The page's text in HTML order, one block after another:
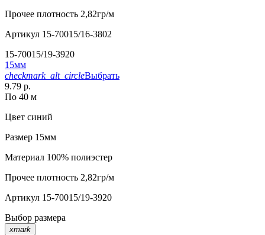
Прочее плотность 2,82гр/м
Артикул 15-70015/16-3802
15-70015/19-3920
15мм
checkmark_alt_circleВыбрать
9.79 р.
По 40 м
Цвет синий
Размер 15мм
Материал 100% полиэстер
Прочее плотность 2,82гр/м
Артикул 15-70015/19-3920
Выбор размера
xmark